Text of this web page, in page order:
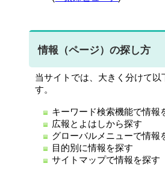
情報（ページ）の探し方
当サイトでは、大きく分けて
す。
キーワード検索機能で情報
広報とよはしから探す
グローバルメニューで情報
目的別に情報を探す
サイトマップで情報を探す